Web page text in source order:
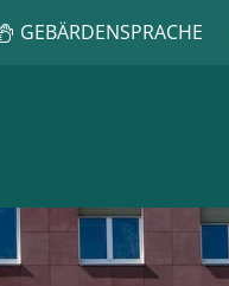
GEBÄRDENSPRACHE